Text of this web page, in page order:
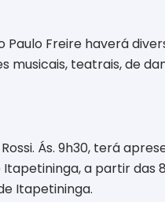
Paulo Freire haverá
musicais, teatrais, de
Ás. 9h30, terá
a partir das
Itapetininga.